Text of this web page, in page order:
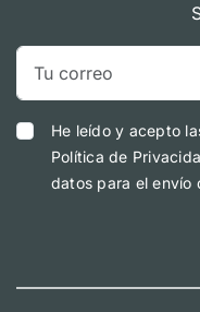
He leído y acepto
Política de
datos para el envío